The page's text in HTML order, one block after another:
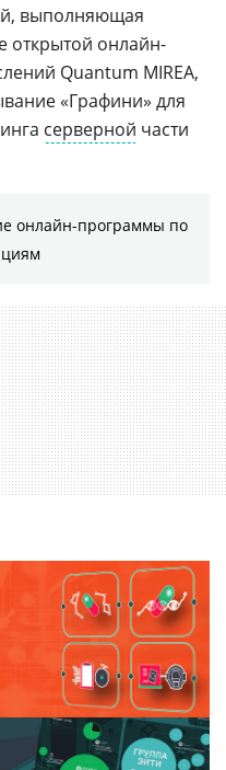
выполняющая
открытой онлайн-
Quantum MIREA,
«Графини» для
серверной части
онлайн-программы по